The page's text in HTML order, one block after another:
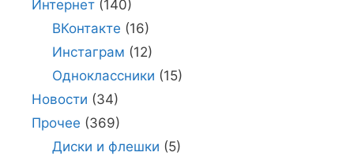
Интернет (140)
ВКонтакте (16)
Инстаграм (12)
Одноклассники (15)
Новости (34)
Прочее (369)
Диски и флешки (5)